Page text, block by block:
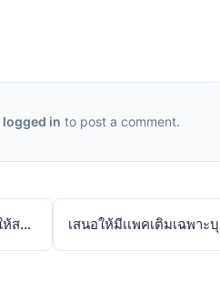
logged in to post a comment.
ขอเสนอ กิจกรรม เติมแล้วได้รับ ของ *2 เพื่อส่งเสริมการเล่นให้สนุกกับผู้เล่น